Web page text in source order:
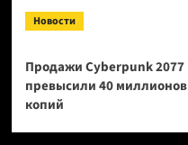
Новости
Продажи Cyberpunk 2077
превысили 40 миллионов
копий